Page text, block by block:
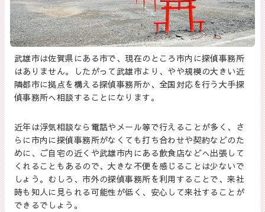
武雄市は佐賀県にある市で、現在のところ市内に探偵事務所
はありません。したがって武雄市より、やや規模の大きい近
隣都市に拠点を構える探偵事務所か、全国対応を行う大手探
偵事務所へ相談することになります。
近年は浮気相談なら電話やメール等で行えることが多く、さ
らに市内に探偵事務所がなくても打ち合わせや契約などのた
めに、ご自宅の近くや武雄市内にある飲食店などへ出張して
くれることもあるので、大きな不便を感じることは少ないで
しょう。むしろ、市外の探偵事務所を利用することで、来社
時も知人に見られる可能性が低く、安心して来社することが
できるでしょう。